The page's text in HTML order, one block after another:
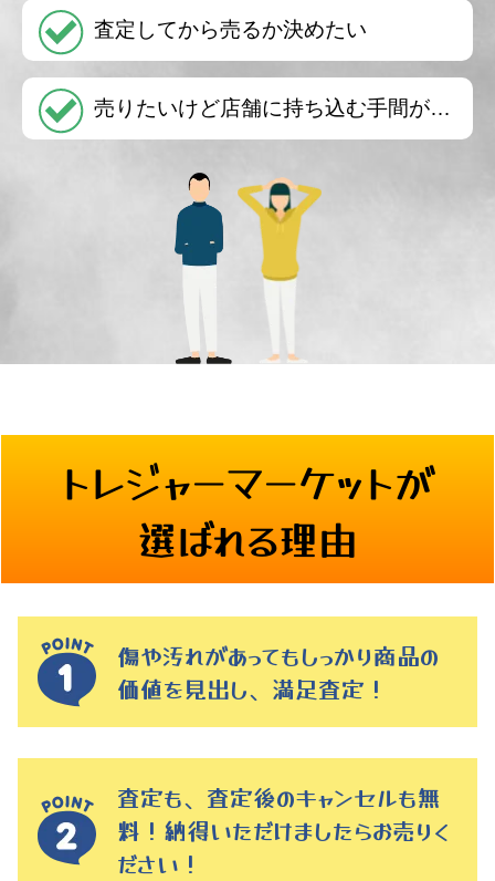
査定してから売るか決めたい
売りたいけど店舗に持ち込む手間が…
トレジャーマーケットが
選ばれる理由
傷や汚れがあってもしっかり商品の
価値を見出し、満足査定！
査定も、査定後のキャンセルも無
料！納得いただけましたらお売りく
ださい！